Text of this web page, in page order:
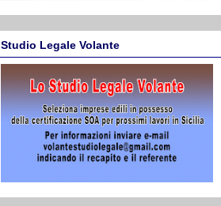
Studio Legale Volante